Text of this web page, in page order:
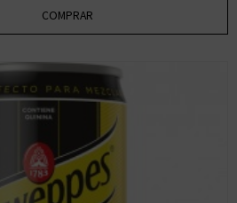
COMPRAR